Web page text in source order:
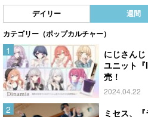
デイリー 週間
カテゴリー（ポップカルチャー）
にじさん
ユニット
売！
2024.04.22
ミセス、